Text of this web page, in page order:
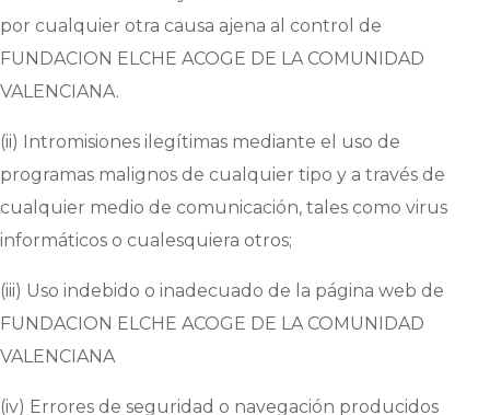
por cualquier otra causa ajena al control de
FUNDACION ELCHE ACOGE DE LA COMUNIDAD
VALENCIANA.
(ii) Intromisiones ilegítimas mediante el uso de
programas malignos de cualquier tipo y a través de
cualquier medio de comunicación, tales como virus
informáticos o cualesquiera otros;
(iii) Uso indebido o inadecuado de la página web de
FUNDACION ELCHE ACOGE DE LA COMUNIDAD
VALENCIANA
(iv) Errores de seguridad o navegación producidos